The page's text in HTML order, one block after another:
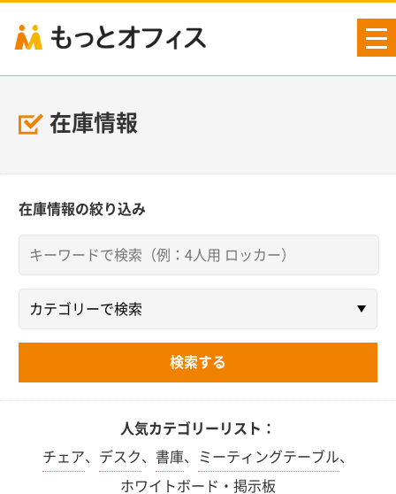
在庫情報
在庫情報の絞り込み
人気カテゴリーリスト：
チェア、 デスク、 書庫、 ミーティングテーブル、
ホワイトボード・掲示板